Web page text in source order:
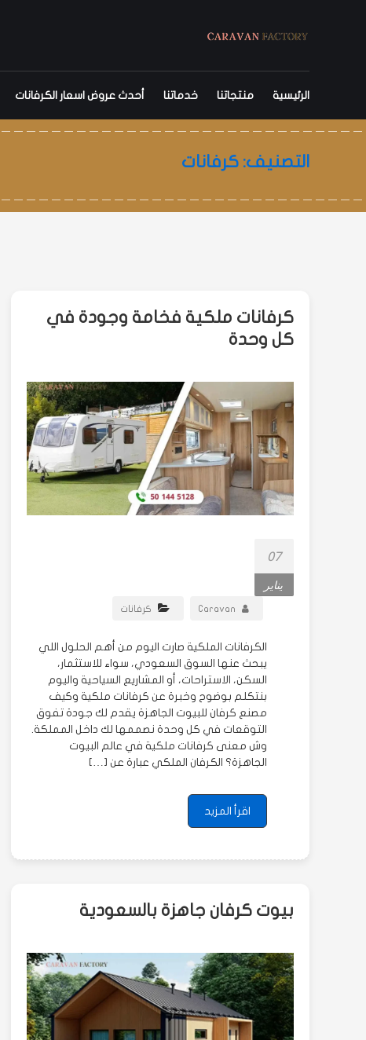
والبيوت
الجاهزة
الكرفانات
البركسات,
غرف
جاهزة,
شينكو.
نسعى
للنمو
في
صناعة
من خلال
الرئيسية منتجاتنا خدماتنا أحدث عروض اسعار الكرفانات
التصنيف: كرفانات
كرفانات ملكية فخامة وجودة في
كل وحدة
07
يناير
Caravan كرفانات
الكرفانات الملكية صارت اليوم من أهم الحلول اللي
يبحث عنها السوق السعودي، سواء للاستثمار،
السكن، الاستراحات، أو المشاريع السياحية واليوم
بنتكلم بوضوح وخبرة عن كرفانات ملكية وكيف
مصنع كرفان للبيوت الجاهزة يقدم لك جودة تفوق
التوقعات في كل وحدة نصممها لك داخل المملكة.
وش معنى كرفانات ملكية في عالم البيوت
الجاهزة؟ الكرفان الملكي عبارة عن […]
اقرأ المزيد
بيوت كرفان جاهزة بالسعودية